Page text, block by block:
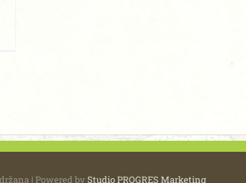
| Powered byStudio PROGRES Marketing